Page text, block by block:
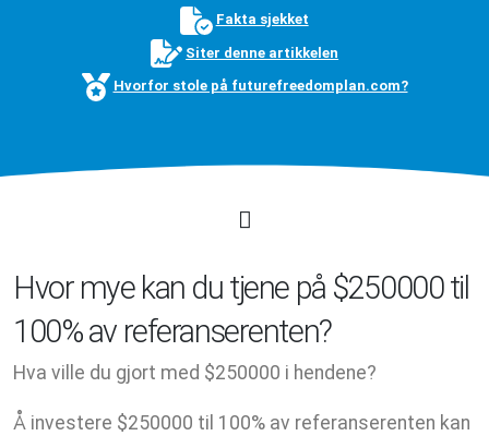
Fakta sjekket
Siter denne artikkelen
Hvorfor stole på futurefreedomplan.com?
Hvor mye kan du tjene på $250000 til
100% av referanserenten?
Hva ville du gjort med $250000 i hendene?
Å investere $250000 til 100% av referanserenten kan